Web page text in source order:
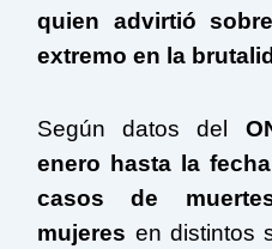
quien advirtió
extremo en la
Según datos del
enero hasta la
casos de
mujeres en distintos